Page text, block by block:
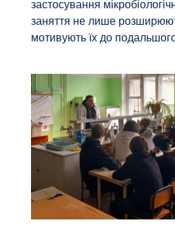
застосування
заняття не лише
мотивують їх до